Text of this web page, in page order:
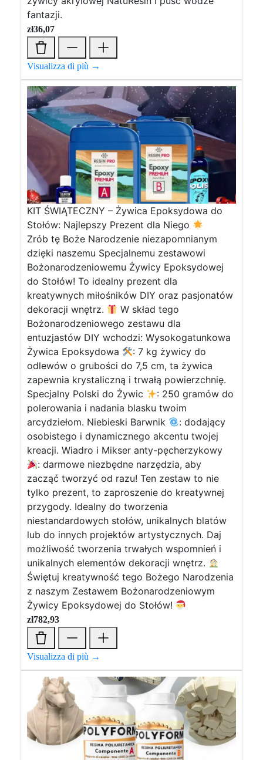
fantazji.
zł36,07
Visualizza di più →
KIT ŚWIĄTECZNY – Żywica Epoksydowa do
Stołów: Najlepszy Prezent dla Niego
Zrób tę Boże Narodzenie niezapomnianym
dzięki naszemu Specjalnemu zestawowi
Bożonarodzeniowemu Żywicy Epoksydowej
do Stołów! To idealny prezent dla
kreatywnych miłośników DIY oraz pasjonatów
dekoracji wnętrz.
W skład tego
Bożonarodzeniowego zestawu dla
entuzjastów DIY wchodzi: Wysokogatunkowa
Żywica Epoksydowa
: 7 kg żywicy do
odlewów o grubości do 7,5 cm, ta żywica
zapewnia krystaliczną i trwałą powierzchnię.
Specjalny Polski do Żywic
: 250 gramów do
polerowania i nadania blasku twoim
arcydziełom. Niebieski Barwnik
: dodający
osobistego i dynamicznego akcentu twojej
kreacji. Wiadro i Mikser anty-pęcherzykowy
: darmowe niezbędne narzędzia, aby
zacząć tworzyć od razu! Ten zestaw to nie
tylko prezent, to zaproszenie do kreatywnej
przygody. Idealny do tworzenia
niestandardowych stołów, unikalnych blatów
lub do innych projektów artystycznych. Daj
możliwość tworzenia trwałych wspomnień i
unikalnych elementów dekoracji wnętrz.
Świętuj kreatywność tego Bożego Narodzenia
z naszym Zestawem Bożonarodzeniowym
Żywicy Epoksydowej do Stołów!
zł782,93
Visualizza di più →